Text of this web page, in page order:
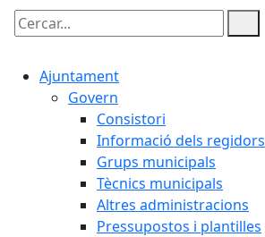
Cercar:
Ajuntament
Govern
Consistori
Informació dels regidors
Grups municipals
Tècnics municipals
Altres administracions
Pressupostos i plantilles